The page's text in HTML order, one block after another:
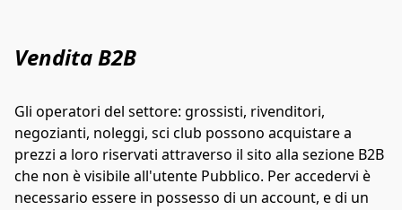
Vendita B2B
Gli operatori del settore: grossisti, rivenditori,
negozianti, noleggi, sci club possono acquistare a
prezzi a loro riservati attraverso il sito alla sezione B2B
che non è visibile all'utente Pubblico. Per accedervi è
necessario essere in possesso di un account, e di un